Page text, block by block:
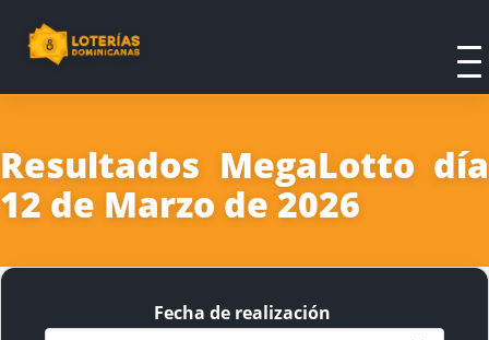
Resultados MegaLotto día
12 de Marzo de 2026
Fecha de realización